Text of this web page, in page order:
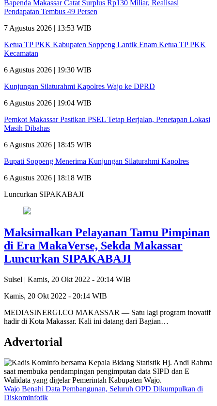
Bapenda Makassar Catat Surplus Rp130 Miliar, Realisasi
Pendapatan Tembus 49 Persen
7 Agustus 2026 | 13:53 WIB
Ketua TP PKK Kabupaten Soppeng Lantik Enam Ketua TP PKK
Kecamatan
6 Agustus 2026 | 19:30 WIB
Kunjungan Silaturahmi Kapolres Wajo ke DPRD
6 Agustus 2026 | 19:04 WIB
Pemkot Makassar Pastikan PSEL Tetap Berjalan, Penetapan Lokasi
Masih Dibahas
6 Agustus 2026 | 18:45 WIB
Bupati Soppeng Menerima Kunjungan Silaturahmi Kapolres
6 Agustus 2026 | 18:18 WIB
Luncurkan SIPAKABAJI
Maksimalkan Pelayanan Tamu Pimpinan
di Era MakaVerse, Sekda Makassar
Luncurkan SIPAKABAJI
Sulsel | Kamis, 20 Okt 2022 - 20:14 WIB
Kamis, 20 Okt 2022 - 20:14 WIB
MEDIASINERGI.CO MAKASSAR — Satu lagi program inovatif
hadir di Kota Makassar. Kali ini datang dari Bagian…
Advertorial
Wajo Benahi Data Pembangunan, Seluruh OPD Dikumpulkan di
Diskominfotik